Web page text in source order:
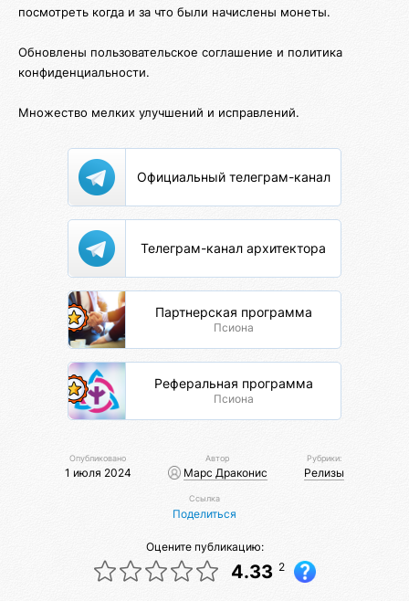
посмотреть когда и за что были начислены монеты.
Обновлены пользовательское соглашение и политика
конфиденциальности.
Множество мелких улучшений и исправлений.
Официальный телеграм-канал
Телеграм-канал архитектора
Партнерская программа
Псиона
Реферальная программа
Псиона
Опубликовано
1 июля 2024
Автор
Марс Драконис
Рубрики:
Релизы
Ссылка
Поделиться
Оцените публикацию:
4.33 2